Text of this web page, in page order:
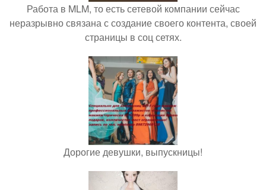
Работа в MLM, то есть сетевой компании сейчас
неразрывно связана с создание своего контента, своей
страницы в соц сетях.
Дорогие девушки, выпускницы!